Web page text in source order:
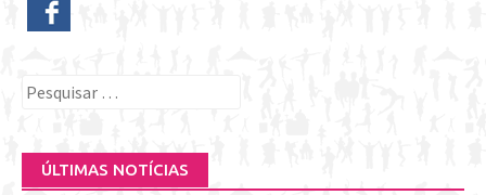
Pesquisar
ÚLTIMAS NOTÍCIAS